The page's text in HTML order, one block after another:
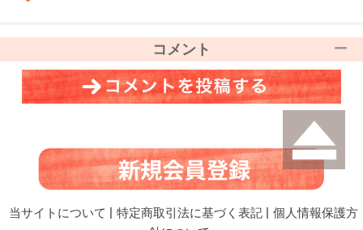
コメント
当サイトについて | 特定商取引法に基づく表記 | 個人情報保護方